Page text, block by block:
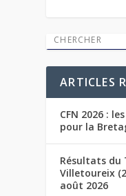
ARTICLES
CFN 2026 :
pour la
Résultats du
Villetoureix
août 2026